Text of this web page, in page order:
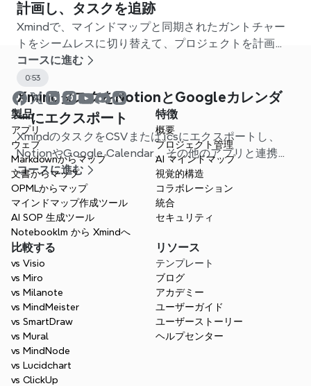
計画し、タスクを追跡
Xmindで、マインドマップと同期されたガントチャー
トをシームレスに切り替えて、プロジェクトを計画
し、依存関係を設定し、追跡します。
コースに進む
0:53
XmindタスクをNotionとGoogleカレンダ
ーにエクスポート
XmindのタスクをCSVまたは.icsにエクスポートし、
NotionやGoogle Calendar、その他のアプリと連携し
てワークフローを合理化する方法を学びましょう。
コースに進む
製品
アプリ
ウェブ
Markdownからマップ
文書からマップ
OPMLからマップ
マインドマップ作成ツール
AI SOP 生成ツール
Notebooklm から Xmindへ
特徴
概要
プロジェクト管理
AI マインドマップ
視覚的構造
コラボレーション
統合
セキュリティ
比較する
vs Visio
vs Miro
vs Milanote
vs MindMeister
vs SmartDraw
vs Mural
vs MindNode
vs Lucidchart
vs ClickUp
リソース
テンプレート
ブログ
アカデミー
ユーザーガイド
ユーザーストーリー
ヘルプセンター